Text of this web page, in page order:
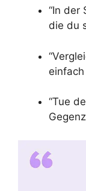
“In der
die du
“Tue